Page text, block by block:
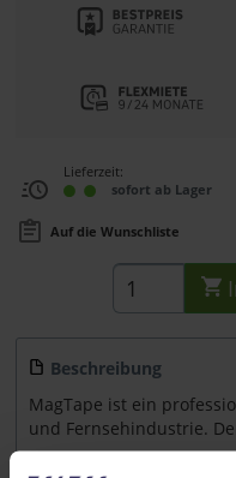
Lieferzeit:
sofort ab Lager
Auf die Wunschliste
Beschreibung
MagTape ist ein
und Fernsehindustrie.